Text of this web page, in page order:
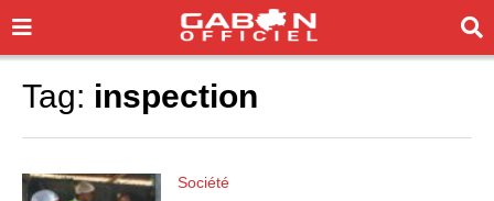
Tag: inspection
Société